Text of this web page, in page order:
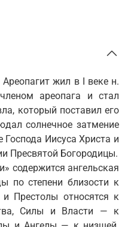
жил в I веке н.
ареопага и стал
который поставил его
солнечное затмение
Господа Иисуса Христа и
Пресвятой Богородицы.
содержится ангельская
по степени близости к
Престолы относятся к
Силы и Власти — к